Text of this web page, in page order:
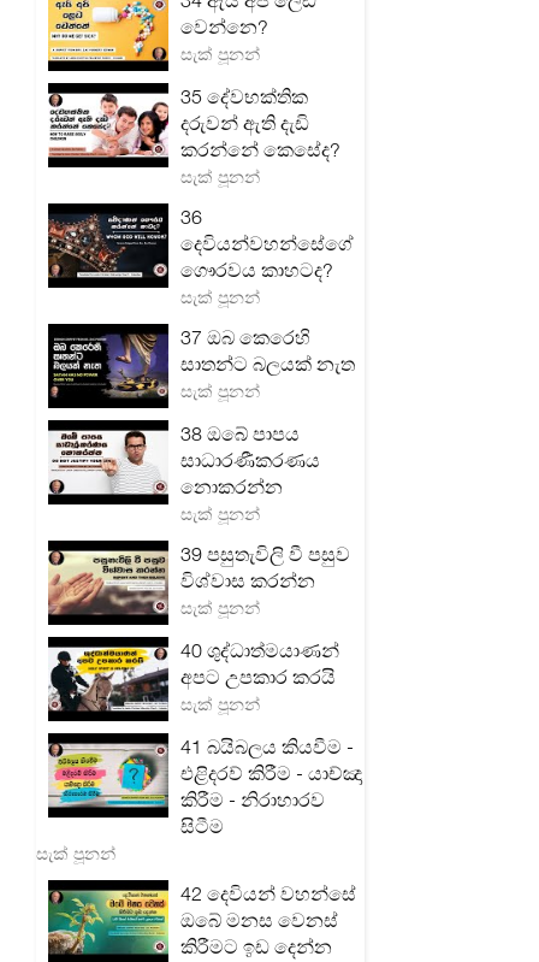
වෙන්නෙ?
සැක් පූනන්
35 දේවභක්තික
දරුවන් ඇති දැඩි
කරන්නේ කෙසේද?
සැක් පූනන්
36
දෙවියන්වහන්සේගේ
ගෞරවය කාහටද?
සැක් පූනන්
37 ඔබ කෙරෙහි
සාතන්ට බලයක් නැත
සැක් පූනන්
38 ඔබේ පාපය
සාධාරණීකරණය
නොකරන්න
සැක් පූනන්
39 පසුතැවිලි වී පසුව
විශ්වාස කරන්න
සැක් පූනන්
40 ශුද්ධාත්මයාණන්
අපට උපකාර කරයි
සැක් පූනන්
41 බයිබලය කියවීම -
එළිදරව් කිරීම - යාච්ඤා
කිරීම - නිරාහාරව
සිටීම
සැක් පූනන්
42 දෙවියන් වහන්සේ
ඔබේ මනස වෙනස්
කිරීමට ඉඩ දෙන්න